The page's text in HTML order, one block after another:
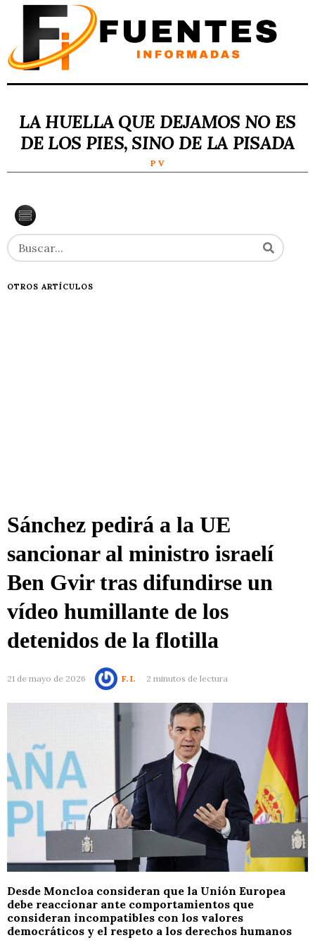
LA HUELLA QUE DEJAMOS NO ES
DE LOS PIES, SINO DE LA PISADA
P V
OTROS ARTÍCULOS
Sánchez pedirá a la UE
sancionar al ministro israelí
Ben Gvir tras difundirse un
vídeo humillante de los
detenidos de la flotilla
21 de mayo de 2026 F. I. 2 minutos de lectura
Desde Moncloa consideran que la Unión Europea
debe reaccionar ante comportamientos que
consideran incompatibles con los valores
democráticos y el respeto a los derechos humanos